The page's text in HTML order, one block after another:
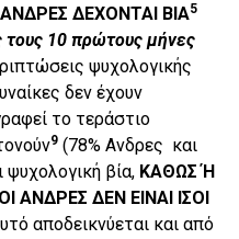
ΑΝΔΡΕΣ ΔΕΧΟΝΤΑΙ ΒΙΑ5
τους 10 πρώτους μήνες
ψυχολογικής
δεν έχουν
το τεράστιο
9 (78% Ανδρες και
ψυχολογική βία, ΚΑΘΩΣ Ή
ΑΝΔΡΕΣ ΔΕΝ ΕΙΝΑΙ ΙΣΟΙ
αποδεικνύεται και από